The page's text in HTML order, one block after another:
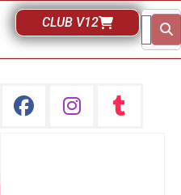
CLUB V12